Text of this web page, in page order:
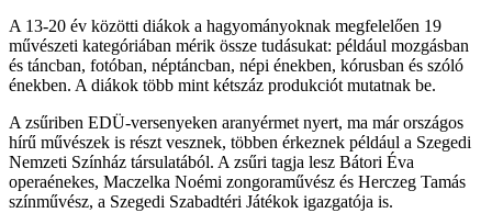
A 13-20 év közötti diákok a hagyományoknak megfelelően 19
művészeti kategóriában mérik össze tudásukat: például mozgásban
és táncban, fotóban, néptáncban, népi énekben, kórusban és szóló
énekben. A diákok több mint kétszáz produkciót mutatnak be.
A zsűriben EDÜ-versenyeken aranyérmet nyert, ma már országos
hírű művészek is részt vesznek, többen érkeznek például a Szegedi
Nemzeti Színház társulatából. A zsűri tagja lesz Bátori Éva
operaénekes, Maczelka Noémi zongoraművész és Herczeg Tamás
színművész, a Szegedi Szabadtéri Játékok igazgatója is.